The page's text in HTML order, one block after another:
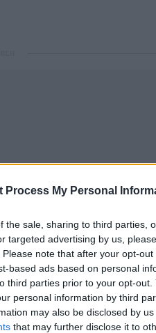
Process My Personal
the sale, sharing to third parties,
targeted advertising by us,
note that after your opt-
based ads based on personal
third parties prior to your opt-
personal information by third
may also be disclosed by
that may further disclose it to
Newsκαι μάθετε
ημέρας και ότι σου
Instagram